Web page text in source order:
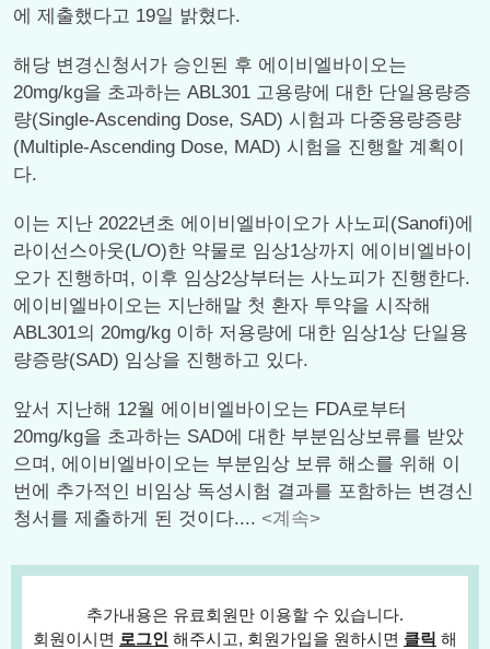
에 제출했다고 19일 밝혔다.
해당 변경신청서가 승인된 후 에이비엘바이오는
20mg/kg을 초과하는 ABL301 고용량에 대한 단일용량증
량(Single-Ascending Dose, SAD) 시험과 다중용량증량
(Multiple-Ascending Dose, MAD) 시험을 진행할 계획이
다.
이는 지난 2022년초 에이비엘바이오가 사노피(Sanofi)에
라이선스아웃(L/O)한 약물로 임상1상까지 에이비엘바이
오가 진행하며, 이후 임상2상부터는 사노피가 진행한다.
에이비엘바이오는 지난해말 첫 환자 투약을 시작해
ABL301의 20mg/kg 이하 저용량에 대한 임상1상 단일용
량증량(SAD) 임상을 진행하고 있다.
앞서 지난해 12월 에이비엘바이오는 FDA로부터
20mg/kg을 초과하는 SAD에 대한 부분임상보류를 받았
으며, 에이비엘바이오는 부분임상 보류 해소를 위해 이
번에 추가적인 비임상 독성시험 결과를 포함하는 변경신
청서를 제출하게 된 것이다.... <계속>
추가내용은 유료회원만 이용할 수 있습니다.
회원이시면 로그인 해주시고, 회원가입을 원하시면 클릭 해